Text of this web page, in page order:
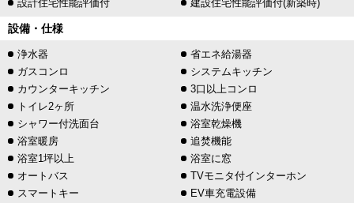
設計住宅性能評価付
建設住宅性能評価付(新築時)
設備・仕様
浄水器
省エネ給湯器
ガスコンロ
システムキッチン
カウンターキッチン
3口以上コンロ
トイレ2ヶ所
温水洗浄便座
シャワー付洗面台
浴室乾燥機
浴室暖房
追焚機能
浴室1坪以上
浴室に窓
オートバス
TVモニタ付インターホン
スマートキー
EV車充電設備